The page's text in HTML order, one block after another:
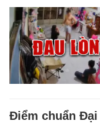
Điểm chuẩn